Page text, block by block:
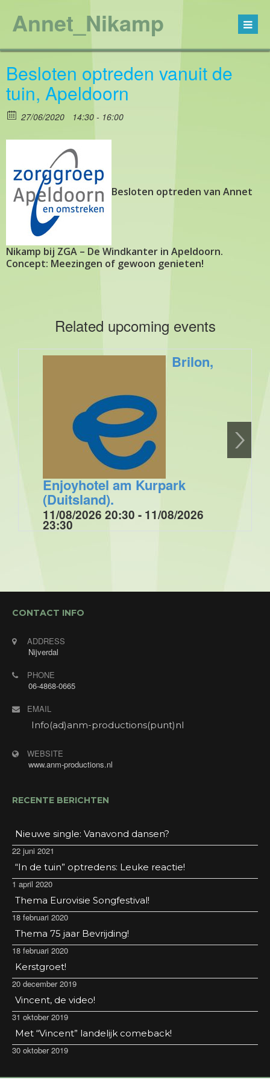
Annet_Nikamp
Besloten optreden vanuit de
tuin, Apeldoorn
27/06/2020 14:30 - 16:00
Besloten optreden van Annet
Nikamp bij ZGA – De Windkanter in Apeldoorn.
Concept: Meezingen of gewoon genieten!
Related upcoming events
Brilon,
Enjoyhotel am Kurpark
(Duitsland).
11/08/2026 20:30 - 11/08/2026
23:30
CONTACT INFO
ADDRESS
Nijverdal
PHONE
06-4868-0665
EMAIL
Info(ad)anm-productions(punt)nl
WEBSITE
www.anm-productions.nl
RECENTE BERICHTEN
Nieuwe single: Vanavond dansen?
22 juni 2021
“In de tuin” optredens: Leuke reactie!
1 april 2020
Thema Eurovisie Songfestival!
18 februari 2020
Thema 75 jaar Bevrijding!
18 februari 2020
Kerstgroet!
20 december 2019
Vincent, de video!
31 oktober 2019
Met “Vincent” landelijk comeback!
30 oktober 2019